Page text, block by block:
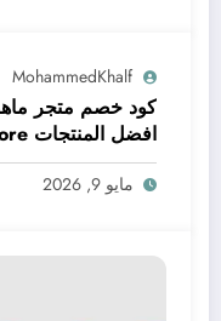
MohammedKhalf
افضل المنتجات Maher Store
مايو 9, 2026